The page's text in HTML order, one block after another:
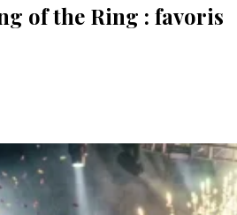
of the Ring : favoris